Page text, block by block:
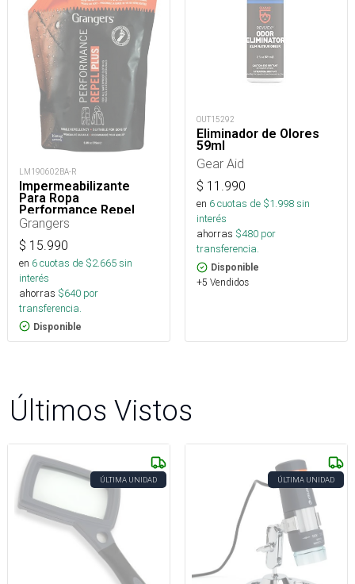
LM190602BA-R
Impermeabilizante
Para Ropa
Performance Repel
Plus Eco Refill 275 Ml
Grangers
$ 15.990
en 6cuotas de $2.665sin
interés
ahorras $640 por
transferencia.
Disponible
OUT15292
Eliminador de Olores
59ml
Gear Aid
$ 11.990
en 6cuotas de $1.998sin
interés
ahorras $480 por
transferencia.
Disponible
+5 Vendidos
Últimos Vistos
ÚLTIMA UNIDAD ÚLTIMA UNIDAD